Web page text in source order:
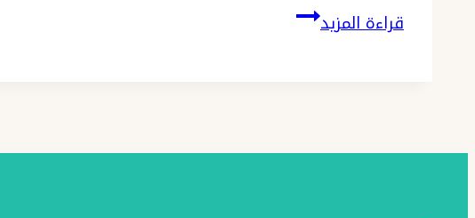
قراءة المزيدبلاط
بلاط